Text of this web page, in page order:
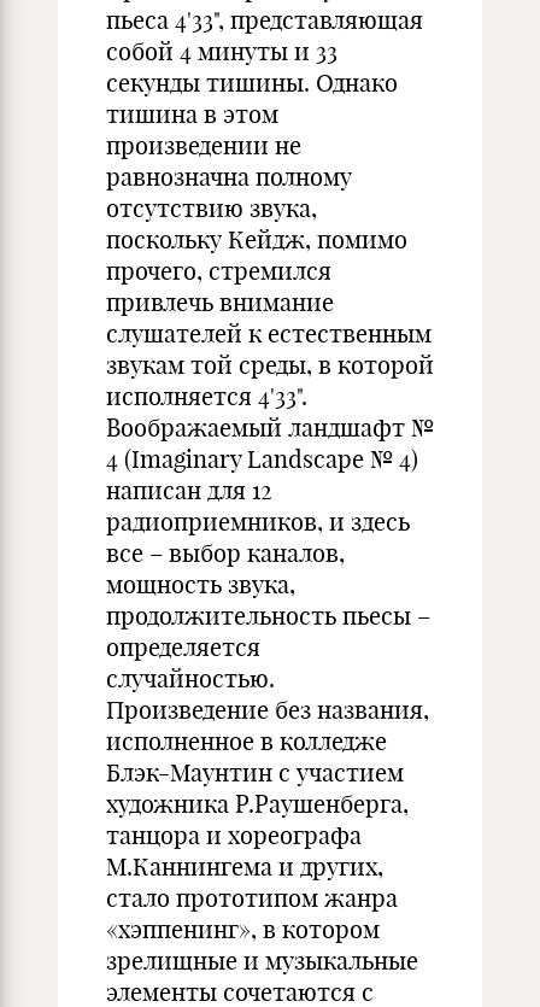
пьеса 4'33", представляющая
собой 4 минуты и 33
секунды тишины. Однако
тишина в этом
произведении не
равнозначна полному
отсутствию звука,
поскольку Кейдж, помимо
прочего, стремился
привлечь внимание
слушателей к естественным
звукам той среды, в которой
исполняется 4'33".
Воображаемый ландшафт №
4 (Imaginary Landscape № 4)
написан для 12
радиоприемников, и здесь
все – выбор каналов,
мощность звука,
продолжительность пьесы –
определяется
случайностью.
Произведение без названия,
исполненное в колледже
Блэк-Маунтин с участием
художника Р.Раушенберга,
танцора и хореографа
М.Каннингема и других,
стало прототипом жанра
«хэппенинг», в котором
зрелищные и музыкальные
элементы сочетаются с